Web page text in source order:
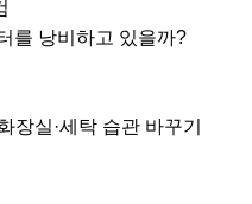
를 낭비하고 있을까?
장실·세탁 습관 바꾸기